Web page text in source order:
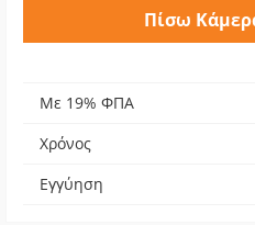
Πίσω
Με 19% ΦΠΑ
Χρόνος
Εγγύηση